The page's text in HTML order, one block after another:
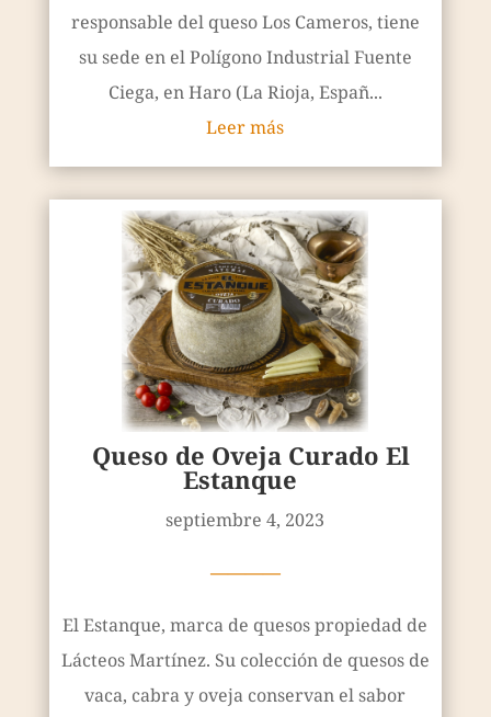
responsable del queso Los Cameros, tiene
su sede en el Polígono Industrial Fuente
Ciega, en Haro (La Rioja, Españ...
Leer más
Queso de Oveja Curado El
Estanque
septiembre 4, 2023
————
El Estanque, marca de quesos propiedad de
Lácteos Martínez. Su colección de quesos de
vaca, cabra y oveja conservan el sabor